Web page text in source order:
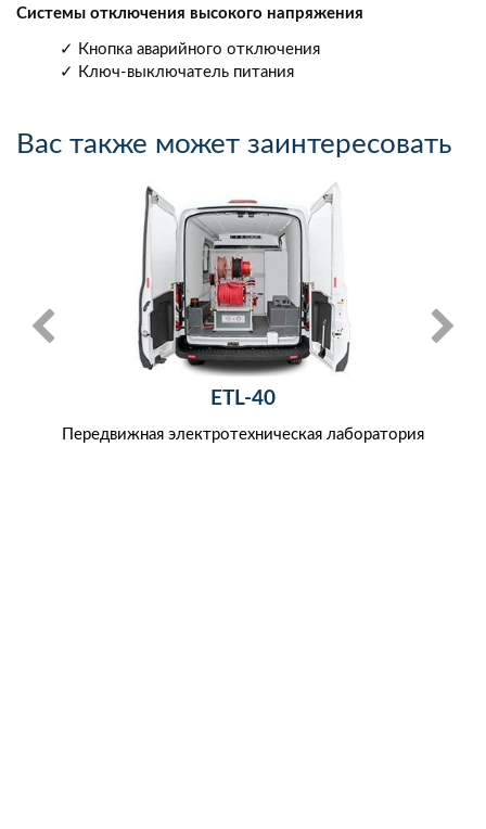
Системы отключения высокого напряжения
✓ Кнопка аварийного отключения
✓ Ключ-выключатель питания
Вас также может заинтересовать
ETL-40
Передвижная электротехническая лаборатория